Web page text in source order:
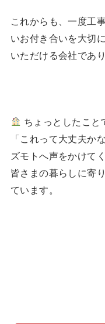
これからも、一度工
いお付き合いを大切
いただける会社であ
ちょっとしたこと
「これって大丈夫か
ズモトへ声をかけて
皆さまの暮らしに寄
ています。